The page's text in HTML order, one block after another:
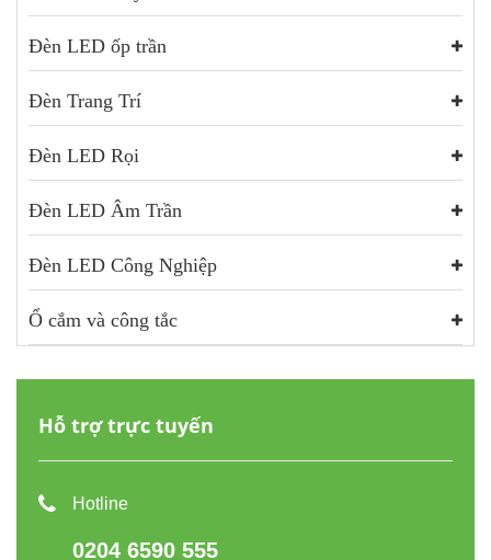
Đèn LED ốp trần
Đèn Trang Trí
Đèn LED Rọi
Đèn LED Âm Trần
Đèn LED Công Nghiệp
Ổ cắm và công tắc
Hỗ trợ trực tuyến
Hotline
0204 6590 555